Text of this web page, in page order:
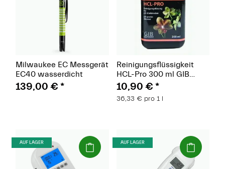
Milwaukee EC Messgerät
EC40 wasserdicht
139,00 € *
Reinigungsflüssigkeit
HCL-Pro 300 ml GIB
Industries
10,90 € *
36,33 € pro 1 l
AUF LAGER (Paket) AUF LAGER (Paket)